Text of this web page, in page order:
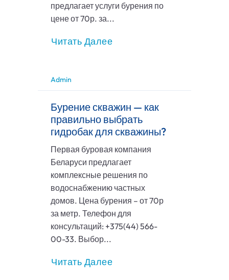
предлагает услуги бурения по
цене от 70р. за...
Читать Далее
Admin
Бурение скважин — как
правильно выбрать
гидробак для скважины?
Первая буровая компания
Беларуси предлагает
комплексные решения по
водоснабжению частных
домов. Цена бурения – от 70р
за метр. Телефон для
консультаций: +375(44) 566-
00-33. Выбор...
Читать Далее